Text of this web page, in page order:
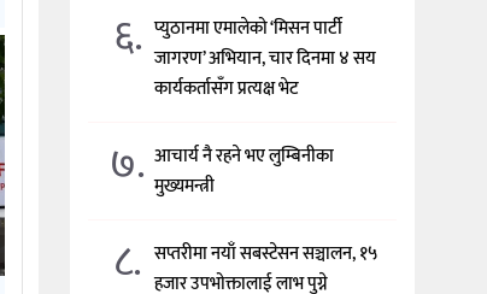
६. प्युठानमा एमालेको ‘मिसन पार्टी
जागरण’ अभियान, चार दिनमा ४ सय
कार्यकर्तासँग प्रत्यक्ष भेट
७. आचार्य नै रहने भए लुम्बिनीका
मुख्यमन्त्री
८. सप्तरीमा नयाँ सबस्टेसन सञ्चालन, १५
हजार उपभोक्तालाई लाभ पुग्ने